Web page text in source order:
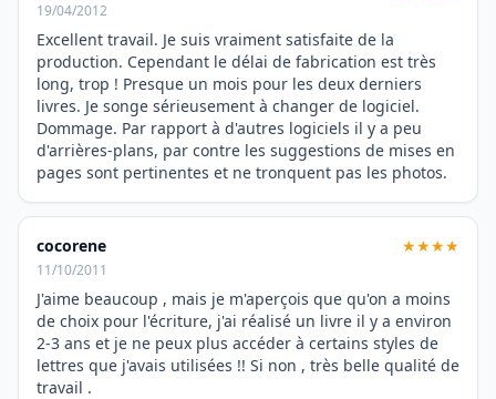
19/04/2012
Excellent travail. Je suis vraiment satisfaite de la
production. Cependant le délai de fabrication est très
long, trop ! Presque un mois pour les deux derniers
livres. Je songe sérieusement à changer de logiciel.
Dommage. Par rapport à d'autres logiciels il y a peu
d'arrières-plans, par contre les suggestions de mises en
pages sont pertinentes et ne tronquent pas les photos.
cocorene ★★★★
11/10/2011
J'aime beaucoup , mais je m'aperçois que qu'on a moins
de choix pour l'écriture, j'ai réalisé un livre il y a environ
2-3 ans et je ne peux plus accéder à certains styles de
lettres que j'avais utilisées !! Si non , très belle qualité de
travail .